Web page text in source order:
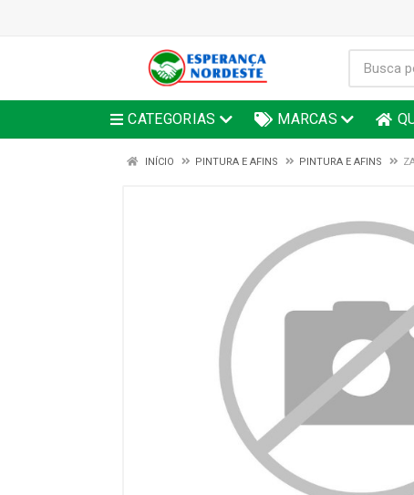
CATEGORIAS MARCAS
INÍCIO PINTURA E AFINS PINTURA E AFINS